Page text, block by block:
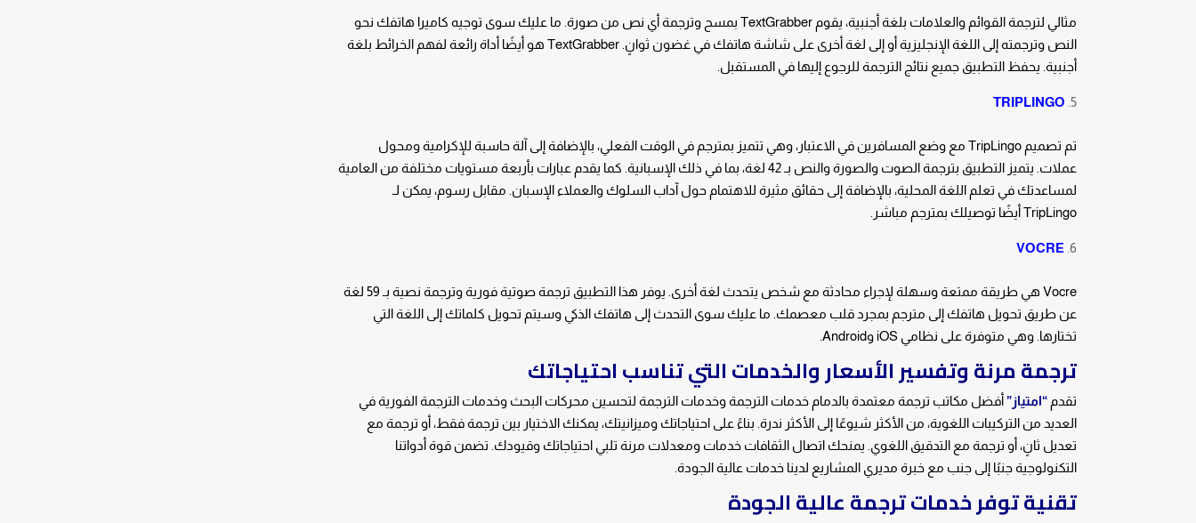
مثالي لترجمة القوائم والعلامات بلغة أجنبية، يقوم TextGrabber بمسح وترجمة أي نص من صورة. ما عليك سوى توجيه كاميرا هاتفك نحو
النص وترجمته إلى اللغة الإنجليزية أو إلى لغة أخرى على شاشة هاتفك في غضون ثوانٍ. TextGrabber هو أيضًا أداة رائعة لفهم الخرائط بلغة
أجنبية. يحفظ التطبيق جميع نتائج الترجمة للرجوع إليها في المستقبل.
TRIPLINGO
تم تصميم TripLingo مع وضع المسافرين في الاعتبار، وهي تتميز بمترجم في الوقت الفعلي، بالإضافة إلى آلة حاسبة للإكرامية ومحول
عملات. يتميز التطبيق بترجمة الصوت والصورة والنص بـ 42 لغة، بما في ذلك الإسبانية. كما يقدم عبارات بأربعة مستويات مختلفة من العامية
لمساعدتك في تعلم اللغة المحلية، بالإضافة إلى حقائق مثيرة للاهتمام حول آداب السلوك والعملاء الإسبان. مقابل رسوم، يمكن لـ
TripLingo أيضًا توصيلك بمترجم مباشر.
VOCRE
Vocre هي طريقة ممتعة وسهلة لإجراء محادثة مع شخص يتحدث لغة أخرى. يوفر هذا التطبيق ترجمة صوتية فورية وترجمة نصية بـ 59 لغة
عن طريق تحويل هاتفك إلى مترجم بمجرد قلب معصمك. ما عليك سوى التحدث إلى هاتفك الذكي وسيتم تحويل كلماتك إلى اللغة التي
تختارها. وهي متوفرة على نظامي iOS وAndroid.
ترجمة مرنة وتفسير الأسعار والخدماتالتي تناسب احتياجاتك
تقدم“امتياز”أفضل مكاتب ترجمة معتمدة بالدمام خدمات الترجمة وخدمات الترجمة لتحسين محركات البحث وخدمات الترجمة الفورية في
العديد من التركيبات اللغوية، من الأكثر شيوعًا إلى الأكثر ندرة. بناءً على احتياجاتك وميزانيتك، يمكنك الاختيار بين ترجمة فقط، أو ترجمة مع
تعديل ثانٍ، أو ترجمة مع التدقيق اللغوي. يمنحك اتصال الثقافات خدمات ومعدلات مرنة تلبي احتياجاتك وقيودك. تضمن قوة أدواتنا
التكنولوجية جنبًا إلى جنب مع خبرة مديري المشاريع لدينا خدمات عالية الجودة.
تقنية توفر خدمات ترجمة عالية الجودة